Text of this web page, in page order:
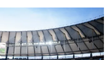
Siguiente